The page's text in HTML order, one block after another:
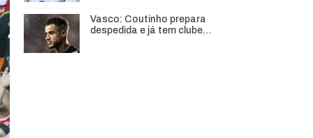
Vasco: Coutinho prepara
despedida e já tem clube…